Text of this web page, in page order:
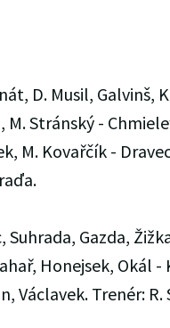
D. Musil, Galvinš,
M. Stránský -
M. Kovařčík -
Suhrada, Gazda,
Honejsek, Okál -
Václavek. Trenér: R.